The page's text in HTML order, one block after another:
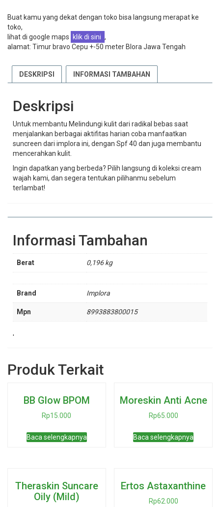
Buat kamu yang dekat dengan toko bisa langsung merapat ke
toko,
lihat di google maps
klik di sini ,
alamat: Timur bravo Cepu +-50 meter Blora Jawa Tengah
DESKRIPSI INFORMASI TAMBAHAN
Deskripsi
Untuk membantu Melindungi kulit dari radikal bebas saat
menjalankan berbagai aktifitas harian coba manfaatkan
suncreen dari implora ini, dengan Spf 40 dan juga membantu
mencerahkan kulit.
Ingin dapatkan yang berbeda? Pilih langsung di koleksi cream
wajah kami, dan segera tentukan pilihanmu sebelum
terlambat!
Informasi Tambahan
Berat 0,196 kg
Brand Implora
Mpn 8993883800015
'
Produk Terkait
BB Glow BPOM
Rp15.000
Baca selengkapnya
Moreskin Anti Acne
Rp65.000
Baca selengkapnya
Theraskin Suncare
Oily (Mild)
Ertos Astaxanthine
Rp62.000